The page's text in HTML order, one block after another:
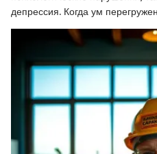
депрессия. Когда ум